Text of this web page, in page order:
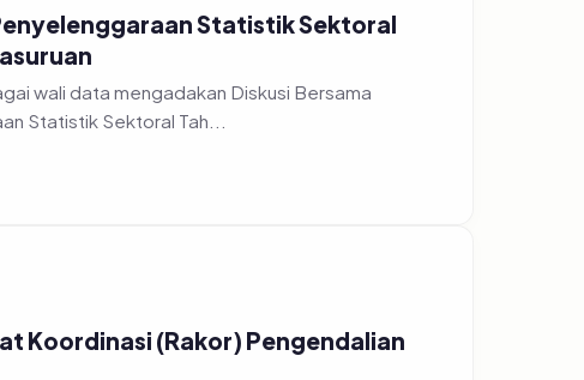
Statistik Sektoral
wali data mengadakan Diskusi Bersama
Statistik Sektoral Tah...
Koordinasi (Rakor) Pengendalian